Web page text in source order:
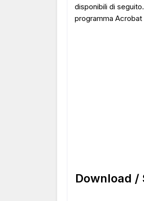
disponibili di
programma
Download /